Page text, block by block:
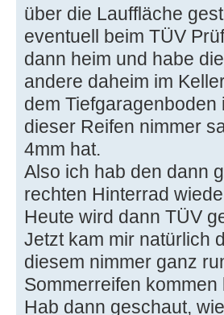
über die Lauffläche
eventuell beim TÜV
dann heim und habe
andere daheim im
dem
dieser Reifen nimmer
4mm hat.
Also ich hab den dann
rechten Hinterrad
Heute wird dann TÜV
Jetzt kam mir natürlich
diesem nimmer ganz
Sommerreifen kommen
Hab dann geschaut,